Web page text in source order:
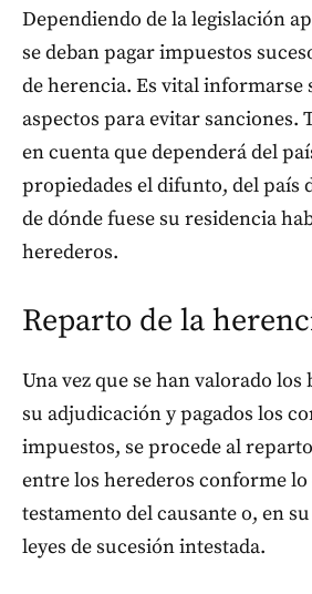
Dependiendo de la legislación
se deban pagar impuestos
de herencia. Es vital informarse
aspectos para evitar sanciones.
en cuenta que dependerá del
propiedades el difunto, del país
de dónde fuese su residencia
herederos.
Reparto de la
Una vez que se han valorado los
su adjudicación y pagados los
impuestos, se procede al
entre los herederos conforme lo
testamento del causante o, en
leyes de sucesión intestada.